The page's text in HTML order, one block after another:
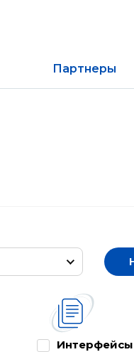
Партнеры